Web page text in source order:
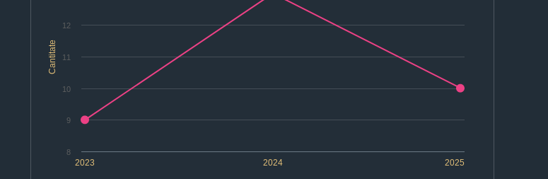
Cantitate
2023 2024 2025
8
9
10
11
12